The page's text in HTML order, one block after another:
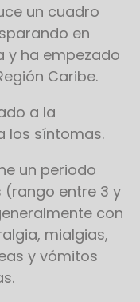
un cuadro
en
y ha empezado
Caribe.
a la
los síntomas.
un periodo
(rango entre 3 y
con
mialgias,
y vómitos